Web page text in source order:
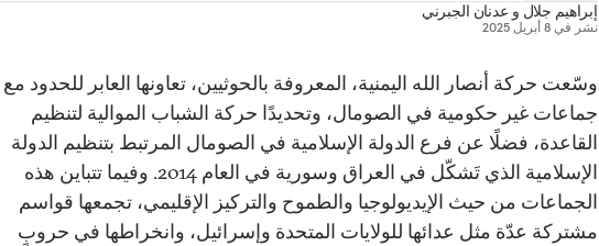
إبراهيم جلال و عدنان الجبرني
نشر في 8 أبريل 2025
وسّعت حركة أنصار الله اليمنية، المعروفة بالحوثيين، تعاونها العابر للحدود مع
جماعات غير حكومية في الصومال، وتحديدًا حركة الشباب الموالية لتنظيم
القاعدة، فضلًا عن فرع الدولة الإسلامية في الصومال المرتبط بتنظيم الدولة
الإسلامية الذي تَشكّل في العراق وسورية في العام 2014. وفيما تتباين هذه
الجماعات من حيث الإيديولوجيا والطموح والتركيز الإقليمي، تجمعها قواسم
مشتركة عدّة مثل عدائها للولايات المتحدة وإسرائيل، وانخراطها في حروبٍ